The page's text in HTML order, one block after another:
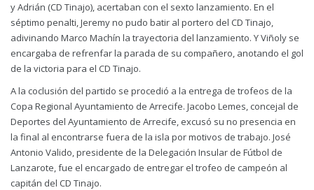
y Adrián (CD Tinajo), acertaban con el sexto lanzamiento. En el
séptimo penalti, Jeremy no pudo batir al portero del CD Tinajo,
adivinando Marco Machín la trayectoria del lanzamiento. Y Viñoly se
encargaba de refrenfar la parada de su compañero, anotando el gol
de la victoria para el CD Tinajo.
A la coclusión del partido se procedió a la entrega de trofeos de la
Copa Regional Ayuntamiento de Arrecife. Jacobo Lemes, concejal de
Deportes del Ayuntamiento de Arrecife, excusó su no presencia en
la final al encontrarse fuera de la isla por motivos de trabajo. José
Antonio Valido, presidente de la Delegación Insular de Fútbol de
Lanzarote, fue el encargado de entregar el trofeo de campeón al
capitán del CD Tinajo.